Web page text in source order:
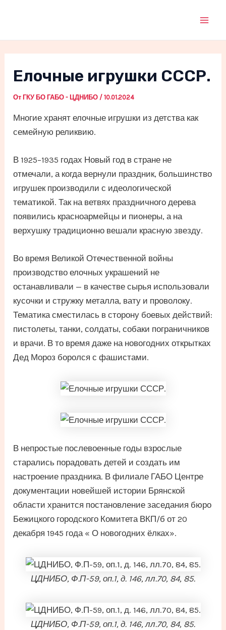
Елочные игрушки СССР.
От ГКУ БО ГАБО - ЦДНИБО /10.01.2024
Многие хранят елочные игрушки из детства как
семейную реликвию.
В 1925–1935 годах Новый год в стране не
отмечали, а когда вернули праздник, большинство
игрушек производили с идеологической
тематикой. Так на ветвях праздничного дерева
появились красноармейцы и пионеры, а на
верхушку традиционно вешали красную звезду.
Во время Великой Отечественной войны
производство елочных украшений не
останавливали — в качестве сырья использовали
кусочки и стружку металла, вату и проволоку.
Тематика сместилась в сторону боевых действий:
пистолеты, танки, солдаты, собаки пограничников
и врачи. В то время даже на новогодних открытках
Дед Мороз боролся с фашистами.
В непростые послевоенные годы взрослые
старались порадовать детей и создать им
настроение праздника. В филиале ГАБО Центре
документации новейшей истории Брянской
области хранится постановление заседания бюро
Бежицкого городского Комитета ВКП/б от 20
декабря 1945 года « О новогодних ёлках».
ЦДНИБО, Ф.П-59, оп.1, д. 146, лл.70, 84, 85.
ЦДНИБО, Ф.П-59, оп.1, д. 146, лл.70, 84, 85.